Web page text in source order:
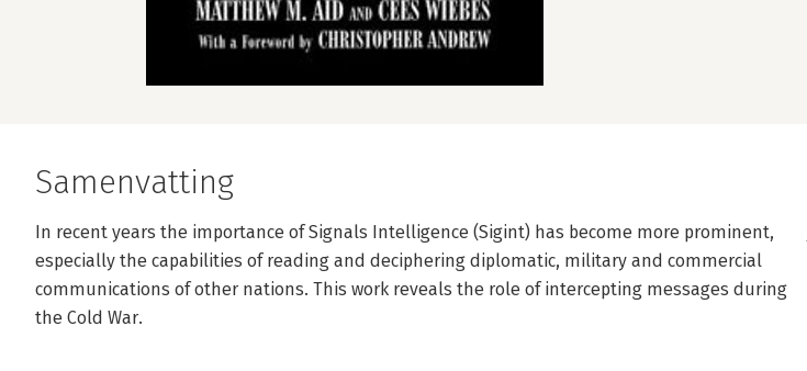
Samenvatting
In recent years the importance of Signals Intelligence (Sigint) has become more prominent,
especially the capabilities of reading and deciphering diplomatic, military and commercial
communications of other nations. This work reveals the role of intercepting messages during
the Cold War.